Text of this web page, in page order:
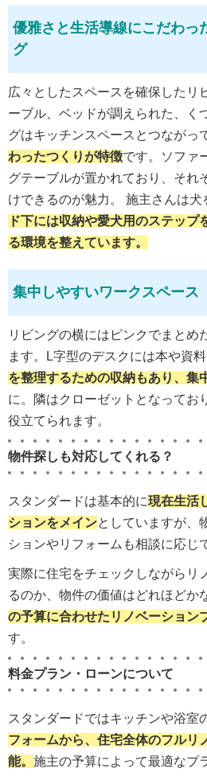
優雅さと生活導線にこだわっ
グ
広々としたスペースを確保したリ
ーブル、ベッドが調えられた、く
グはキッチンスペースとつながっ
わったつくりが特徴です。ソファ
グテーブルが置かれており、それ
けできるのが魅力。 施主さんは犬
ド下には収納や愛犬用のステップ
る環境を整えています。
集中しやすいワークスペース
リビングの横にはピンクでまとめ
ます。L字型のデスクには本や資
を整理するための収納もあり、集
に。隣はクローゼットとなってお
役立てられます。
物件探しも対応してくれる？
スタンダードは基本的に現在生活
ションをメインとしていますが、
ションやリフォームも相談に応じ
実際に住宅をチェックしながらリ
るのか、物件の価値はどれほどか
の予算に合わせたリノベーション
す。
料金プラン・ローンについて
スタンダードではキッチンや浴室
フォームから、住宅全体のフルリ
能。 施主の予算によって最適なプ